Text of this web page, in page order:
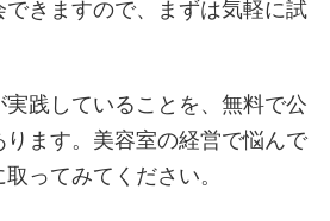
できますので、まずは気軽に試
践していることを、無料で公
ます。美容室の経営で悩んで
ってみてください。